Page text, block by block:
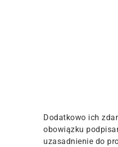
Dodatkowo ich
obowiązku
uzasadnienie do